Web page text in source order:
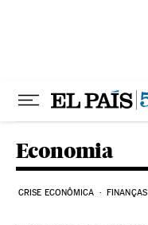
Economia
CRISE ECONÔMICA FINANÇAS